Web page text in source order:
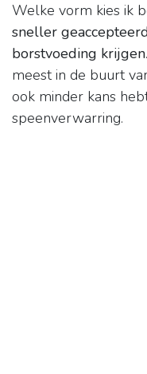
Welke vorm kies ik
sneller
borstvoeding krijgen
meest in de buurt
ook minder kans
speenverwarring.